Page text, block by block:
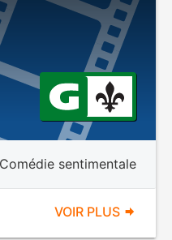
Comédie sentimentale
VOIR PLUS